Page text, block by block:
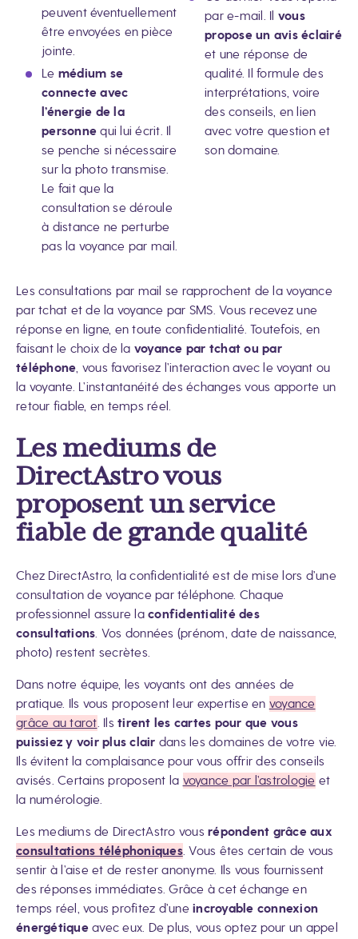
peuvent éventuellement
être envoyées en pièce
jointe.
Le médium se
connecte avec
l’énergie de la
personne qui lui écrit. Il
se penche si nécessaire
sur la photo transmise.
Le fait que la
consultation se déroule
à distance ne perturbe
pas la voyance par mail.
par e-mail. Il vous
propose un avis éclairé
et une réponse de
qualité. Il formule des
interprétations, voire
des conseils, en lien
avec votre question et
son domaine.
Les consultations par mail se rapprochent de la voyance
par tchat et de la voyance par SMS. Vous recevez une
réponse en ligne, en toute confidentialité. Toutefois, en
faisant le choix de la voyance par tchat ou par
téléphone , vous favorisez l’interaction avec le voyant ou
la voyante. L’instantanéité des échanges vous apporte un
retour fiable, en temps réel.
Les mediums de
DirectAstro vous
proposent un service
fiable de grande qualité
Chez DirectAstro, la confidentialité est de mise lors d’une
consultation de voyance par téléphone. Chaque
professionnel assure la confidentialité des
consultations . Vos données (prénom, date de naissance,
photo) restent secrètes.
Dans notre équipe, les voyants ont des années de
pratique. Ils vous proposent leur expertise en voyance
grâce au tarot . Ils tirent les cartes pour que vous
puissiez y voir plus clair dans les domaines de votre vie.
Ils évitent la complaisance pour vous offrir des conseils
avisés. Certains proposent la voyance par l’astrologie et
la numérologie.
Les mediums de DirectAstro vous répondent grâce aux
consultations téléphoniques. Vous êtes certain de vous
sentir à l’aise et de rester anonyme. Ils vous fournissent
des réponses immédiates. Grâce à cet échange en
temps réel, vous profitez d’une incroyable connexion
énergétiqueavec eux. De plus, vous optez pour un appel